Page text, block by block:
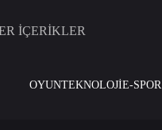
İÇERİKLER
OYUNTEKNOLOJİE-SPOR